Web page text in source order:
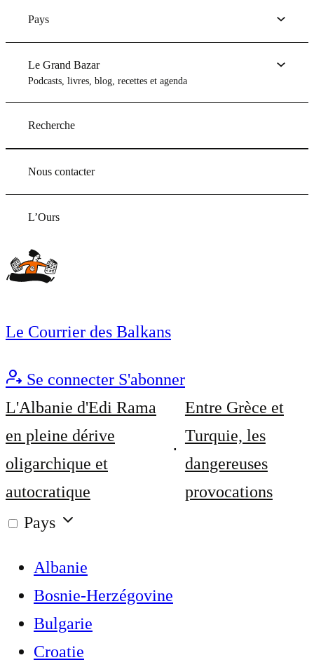
Pays
Le Grand Bazar
Podcasts, livres, blog, recettes et agenda
Recherche
Nous contacter
L’Ours
Le Courrier des Balkans
Se connecter S'abonner
L'Albanie d'Edi Rama
en pleine dérive
oligarchique et
autocratique
Entre Grèce et
Turquie, les
dangereuses
provocations
Pays
Albanie
Bosnie-Herzégovine
Bulgarie
Croatie